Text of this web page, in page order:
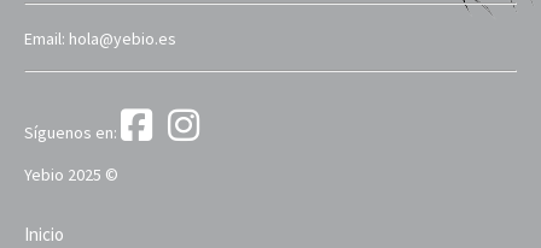
Email: hola@yebio.es
Síguenos en:
Yebio 2025 ©
Inicio